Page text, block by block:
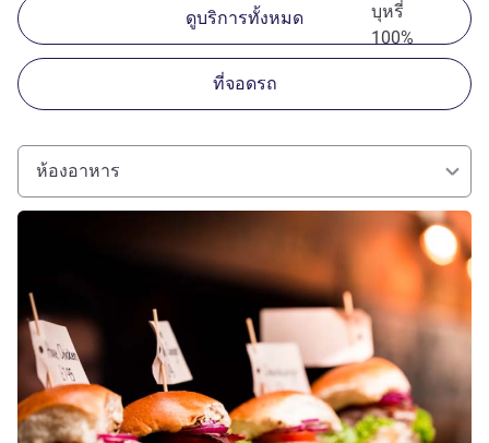
บุหรี่
100%
ดูบริการทั้งหมด
ที่จอดรถ
ห้องอาหาร
ดูรายละเอียด